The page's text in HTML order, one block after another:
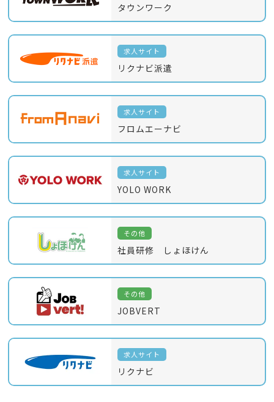
タウンワーク
求人サイト
リクナビ派遣
求人サイト
フロムエーナビ
求人サイト
YOLO WORK
その他
社員研修 しょほけん
その他
JOBVERT
求人サイト
リクナビ